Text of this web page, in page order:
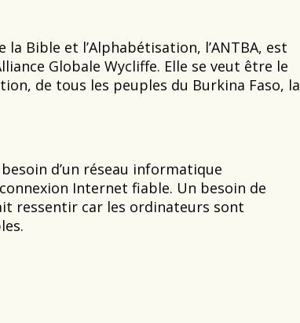
Bible et l’Alphabétisation, l’ANTBA, est
Globale Wycliffe. Elle se veut être le
de tous les peuples du Burkina Faso, la
besoin d’un réseau informatique
Internet fiable. Un besoin de
ressentir car les ordinateurs sont